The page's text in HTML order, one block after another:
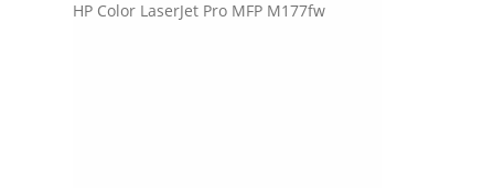
HP Color LaserJet Pro MFP M177fw